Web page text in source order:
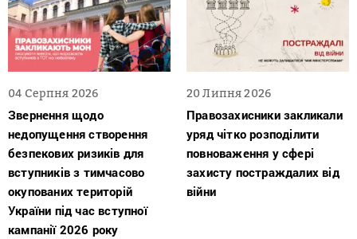
04 Серпня 2026
Звернення щодо
недопущення створення
безпекових ризиків для
вступників з тимчасово
окупованих територій
України під час вступної
кампанії 2026 року
20 Липня 2026
Правозахисники закликали
уряд чітко розподілити
повноваження у сфері
захисту постраждалих від
війни